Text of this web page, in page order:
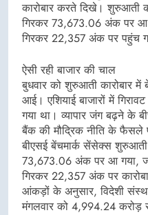
कारोबार करते दिखे।
गिरकर 73,673.06 अंक पर आ
गिरकर 22,357 अंक पर पहुंच
ऐसी रही बाजार की चाल
बुधवार को शुरुआती कारोबार में
आई। एशियाई बाजारों में
गया था। व्यापार जंग बढ़ने के
बैंक की मौद्रिक नीति के फैसले
बीएसई बेंचमार्क सेंसेक्स
73,673.06 अंक पर आ गया,
गिरकर 22,357 अंक पर
आंकड़ों के अनुसार, विदेशी
मंगलवार को 4,994.24